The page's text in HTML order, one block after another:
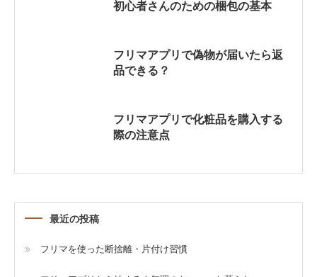
初心者さんのための梱包の基本
フリマアプリで偽物が届いたら返
品できる？
フリマアプリで化粧品を購入する
際の注意点
最近の投稿
フリマを使った断捨離・片付け習慣